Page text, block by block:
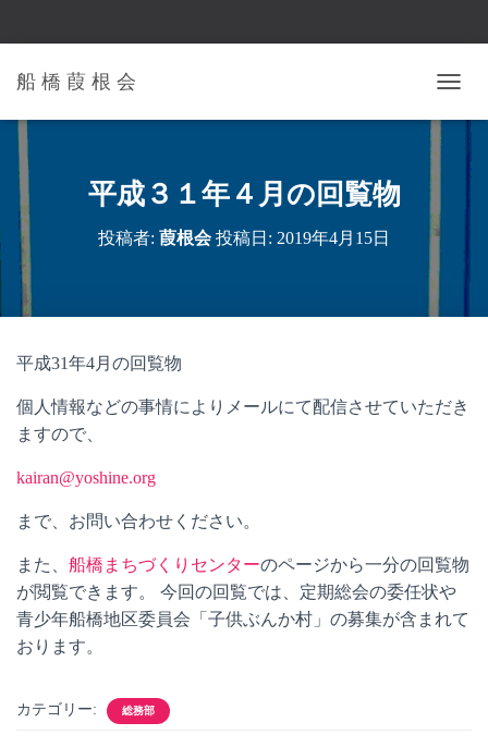
船 橋 葭 根 会
ビ
平成３１年４月の回覧物
投稿者: 葭根会投稿日: 2019年4月15日
平成31年4月の回覧物
個人情報などの事情によりメールにて配信させていただき
ますので、
kairan@yoshine.org
まで、お問い合わせください。
また、 船橋まちづくりセンターのページから一分の回覧物
が閲覧できます。 今回の回覧では、定期総会の委任状や
青少年船橋地区委員会「子供ぶんか村」の募集が含まれて
おります。
カテゴリー: 総務部